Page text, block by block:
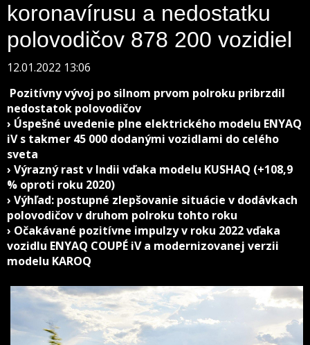
koronavírusu a nedostatku
polovodičov 878 200 vozidiel
12.01.2022 13:06
Pozitívny vývoj po silnom prvom polroku pribrzdil
nedostatok polovodičov
› Úspešné uvedenie plne elektrického modelu ENYAQ
iV s takmer 45 000 dodanými vozidlami do celého
sveta
› Výrazný rast v Indii vďaka modelu KUSHAQ (+108,9
% oproti roku 2020)
› Výhľad: postupné zlepšovanie situácie v dodávkach
polovodičov v druhom polroku tohto roku
› Očakávané pozitívne impulzy v roku 2022 vďaka
vozidlu ENYAQ COUPÉ iV a modernizovanej verzii
modelu KAROQ